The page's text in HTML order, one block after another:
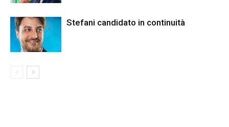
Stefani candidato in continuità